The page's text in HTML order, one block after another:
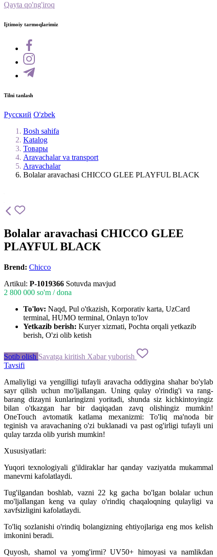
Qayta qo'ng'iroq
Ijtimoiy tarmoqlarimiz
Tilni tanlash
Русский O'zbek
Bosh sahifa
Katalog
Товары
Aravachalar va transport
Aravachalar
Bolalar aravachasi CHICCO GLEE PLAYFUL BLACK
Bolalar aravachasi CHICCO GLEE
PLAYFUL BLACK
Brend: Chicco
Artikul: P-1019366 Sotuvda mavjud
2 800 000 so'm / dona
To'lov: Naqd, Pul o'tkazish, Korporativ karta, UzCard
terminal, HUMO terminal, Onlayn to'lov
Yetkazib berish: Kuryer xizmati, Pochta orqali yetkazib
berish, O'zi olib ketish
Sotib olish Savatga kiritish Xabar yuborish
Tavsifi
Amaliyligi va yengilligi tufayli aravacha oddiygina shahar bo'ylab
sayr qilish uchun mo'ljallangan. Uning qulay o'rindig'i va rang-
barang dizayni kunlaringizni yoritadi, shunda siz kichkintoyingiz
bilan o'tkazgan har bir daqiqadan zavq olishingiz mumkin!
OneTouch avtomatik katlama mexanizmi: To'liq ma'noda bir
teginish va aravachaning o'zi buklanadi va past og'irligi tufayli uni
qulay tarzda olib yurish mumkin!
Xususiyatlari:
Yuqori texnologiyali g'ildiraklar har qanday vaziyatda mukammal
manevrni kafolatlaydi.
Tug'ilgandan boshlab, vazni 22 kg gacha bo'lgan bolalar uchun
mo'ljallangan keng va qulay o'rindiq chaqaloqning qulayligi va
xavfsizligini kafolatlaydi.
To'liq sozlanishi o'rindiq bolangizning ehtiyojlariga eng mos kelish
imkonini beradi.
Quyosh, shamol va yomg'irmi? UV50+ himoyasi va namlikdan